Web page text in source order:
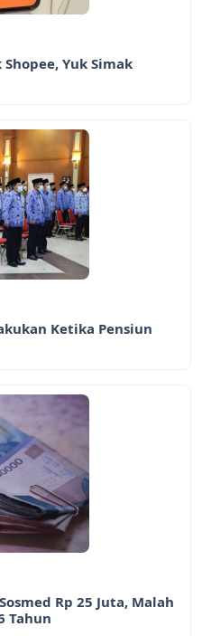
Yuk Simak
Ketika Pensiun
Rp 25 Juta, Malah
Tahun